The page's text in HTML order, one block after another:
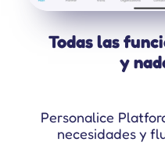
Todas las
y
Personalice
necesidades y